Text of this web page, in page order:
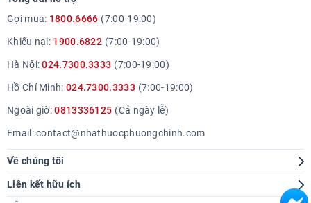
Gọi mua: 1800.6666 (7:00-19:00)
Khiếu nại: 1900.6822 (7:00-19:00)
Hà Nội:024.7300.3333 (7:00-19:00)
Hồ Chí Minh: 024.7300.3333 (7:00-19:00)
Ngoài giờ:0813336125 (Cả ngày lễ)
Email:contact@nhathuocphuongchinh.com
Về chúng tôi
Giới thiệu
Hệ thống cửa hàng
Liên kết hữu ích
Tra cứu bệnh